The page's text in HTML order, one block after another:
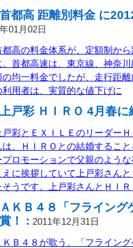
首都高 距離別料金 に
年01月02日
都高の料金体系が、定額制か
。首都高速は、東京線、神奈
の均一料金でしたが、走行距
利用者は、実質的な値下げに
上戸彩 ＨＩＲＯ 4月春
戸彩とＥＸＩＬＥのリーダー
は、ＨＩＲＯとの結婚するこ
プロモーションで父親のよう
えに挨拶していて上戸彩さん
そうです。上戸彩さんとＨＩ
ＡＫＢ４８「フライン
賞！ : 2011年12月31日
ＫＢ４８が歌う、「フライン